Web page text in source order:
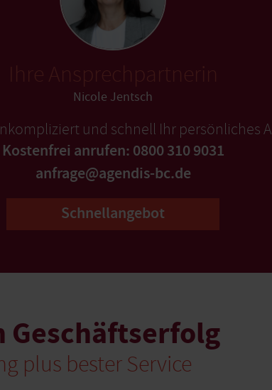
Ihre Ansprechpartnerin
Nicole Jentsch
und schnell Ihr persönliches
Kostenfrei anrufen: 0800 310 9031
anfrage@agendis-bc.de
Schnellangebot
Geschäftserfolg
plus bester Service